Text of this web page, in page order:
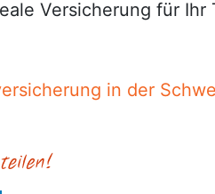
Versicherung für Ihr
in der